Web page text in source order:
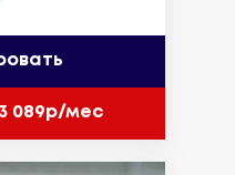
089р/мес